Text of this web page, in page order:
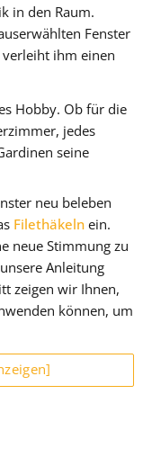
in den Raum.
Fenster
ihm einen
Hobby. Ob für die
jedes
seine
neu beleben
Filethäkeln ein.
neue Stimmung zu
Anleitung
zeigen wir Ihnen,
können, um